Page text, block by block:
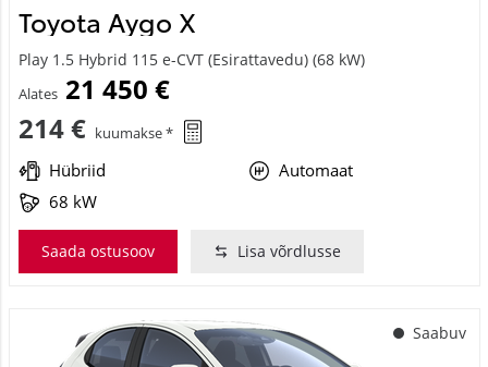
Toyota Aygo X
Play 1.5 Hybrid 115 e-CVT (Esirattavedu) (68 kW)
Alates 21 450 €
214 € kuumakse *
Hübriid
Automaat
68 kW
Saada ostusoov Lisa võrdlusse
Saabuv